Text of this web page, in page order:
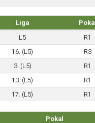
Liga Pokal
L5 R1
16. (L5) R3
3. (L5) R1
13. (L5) R1
17. (L5) R1
Pokal